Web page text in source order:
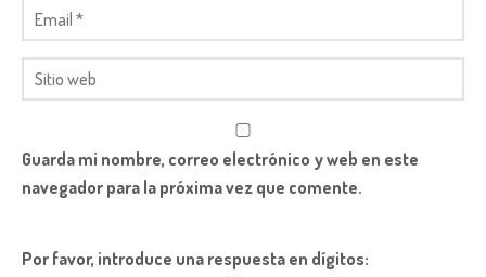
Guarda mi nombre, correo electrónico y web en este
navegador para la próxima vez que comente.
Por favor, introduce una respuesta en dígitos: